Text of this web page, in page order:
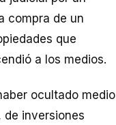
compra de un
que
a los medios.
ocultado medio
de inversiones